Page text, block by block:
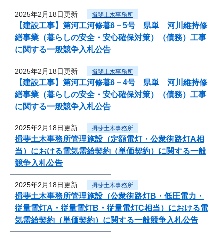
2025年2月18日更新 揖斐土木事務所
【建設工事】第河工河修暮6－5号 県単 河川維持修
繕事業（暮らしの安全・安心確保対策）（債務）工事
に関する一般競争入札公告
2025年2月18日更新 揖斐土木事務所
【建設工事】第河工河修暮6－4号 県単 河川維持修
繕事業（暮らしの安全・安心確保対策）（債務）工事
に関する一般競争入札公告
2025年2月18日更新 揖斐土木事務所
揖斐土木事務所管理施設（定額電灯・公衆街路灯A相
当）における電気需給契約（単価契約）に関する一般
競争入札公告
2025年2月18日更新 揖斐土木事務所
揖斐土木事務所管理施設（公衆街路灯B・低圧電力・
従量電灯A・従量電灯B・従量電灯C相当）における電
気需給契約（単価契約）に関する一般競争入札公告